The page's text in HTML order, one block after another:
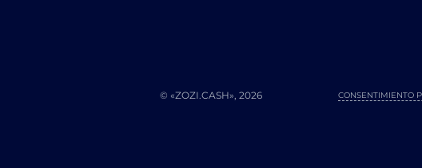
© «ZOZI.CASH», 2026 CONSENTIMIENTO